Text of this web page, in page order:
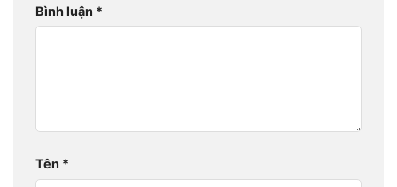
Bình luận *
Tên *